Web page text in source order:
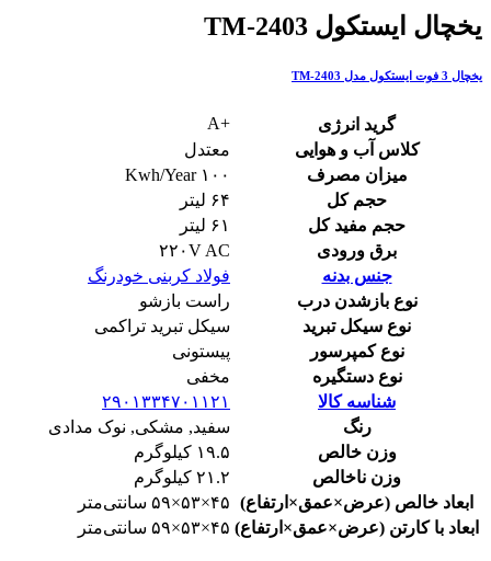
یخچال ایستکول TM-2403
یخچال 3 فوت ایستکول مدل TM-2403
گرید انرژی
+A
کلاس آب و هوایی
معتدل
میزان مصرف
۱۰۰ Kwh/Year
حجم کل
۶۴ لیتر
حجم مفید کل
۶۱ لیتر
برق ورودی
۲۲۰V AC
جنس بدنه
فولاد کربنی خودرنگ
نوع بازشدن درب
راست بازشو
نوع سیکل تبرید
سیکل تبرید تراکمی
نوع کمپرسور
پیستونی
نوع دستگیره
مخفی
شناسه کالا
۲۹۰۱۳۳۴۷۰۱۱۲۱
رنگ
سفید, مشکی, نوک مدادی
وزن خالص
۱۹.۵ کیلوگرم
وزن ناخالص
۲۱.۲ کیلوگرم
ابعاد خالص (عرض×عمق×ارتفاع) ۴۵×۵۳×۵۹ سانتی‌متر
ابعاد با کارتن (عرض×عمق×ارتفاع) ۴۵×۵۳×۵۹ سانتی‌متر